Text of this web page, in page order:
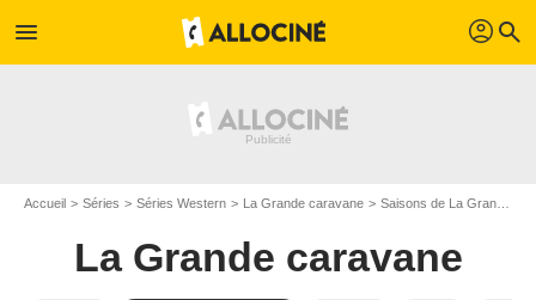
menu profil search
Accueil Séries Séries Western La Grande caravane Saisons de La Grande caravane
La Grande caravane